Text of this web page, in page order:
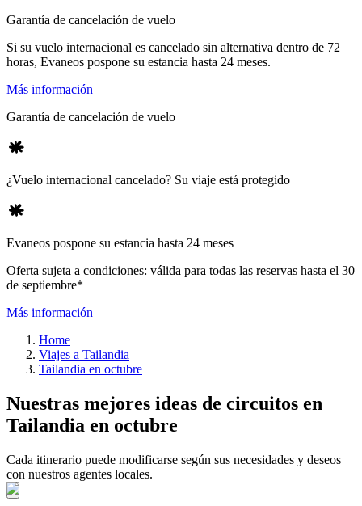
Garantía de cancelación de vuelo
Si su vuelo internacional es cancelado sin alternativa dentro de 72
horas, Evaneos pospone su estancia hasta 24 meses.
Más información
Garantía de cancelación de vuelo
¿Vuelo internacional cancelado? Su viaje está protegido
Evaneos pospone su estancia hasta 24 meses
Oferta sujeta a condiciones: válida para todas las reservas hasta el 30
de septiembre*
Más información
Home
Viajes a Tailandia
Tailandia en octubre
Nuestras mejores ideas de circuitos en
Tailandia en octubre
Cada itinerario puede modificarse según sus necesidades y deseos
con nuestros agentes locales.